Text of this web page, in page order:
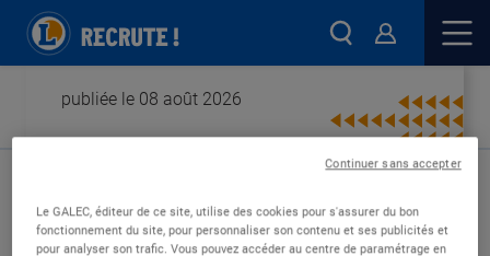
publiée le 08 août 2026
Type de contrat :
Expérience :
Le GALEC, éditeur de ce site, utilise des cookies pour s'assurer du bon
fonctionnement du site, pour personnaliser son contenu et ses publicités et
pour analyser son trafic. Vous pouvez accéder au centre de paramétrage en
Continuer sans accepter